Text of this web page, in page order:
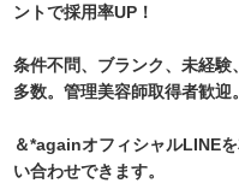
ントで採用率UP！
条件不問、ブランク、未経
多数。管理美容師取得者歓迎。
＆*againオフィシャルLINE
い合わせできます。